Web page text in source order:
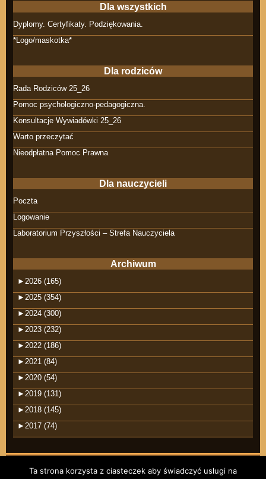
Dla wszystkich
Dyplomy. Certyfikaty. Podziękowania.
*Logo/maskotka*
Dla rodziców
Rada Rodziców 25_26
Pomoc psychologiczno-pedagogiczna.
Konsultacje Wywiadówki 25_26
Warto przeczytać
Nieodpłatna Pomoc Prawna
Dla nauczycieli
Poczta
Logowanie
Laboratorium Przyszłości – Strefa Nauczyciela
Archiwum
► 2026 (165)
► 2025 (354)
► 2024 (300)
► 2023 (232)
► 2022 (186)
► 2021 (84)
► 2020 (54)
► 2019 (131)
► 2018 (145)
► 2017 (74)
Ta strona korzysta z ciasteczek aby świadczyć usługi na